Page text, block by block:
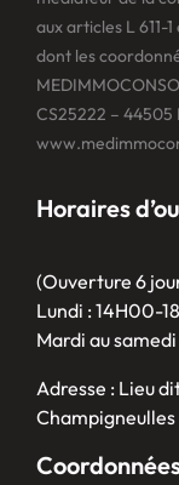
aux articles L 611-
dont les
CS25222 – 44505
Horaires
(Ouverture 6
Lundi : 14H00-
Mardi au
Adresse : Lieu
Champigneulles